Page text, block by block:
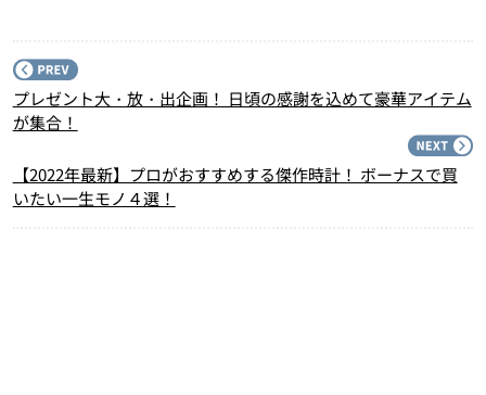
プレゼント大・放・出企画！ 日頃の感謝を込めて豪華アイテム
が集合！
【2022年最新】プロがおすすめする傑作時計！ ボーナスで買
いたい一生モノ４選！